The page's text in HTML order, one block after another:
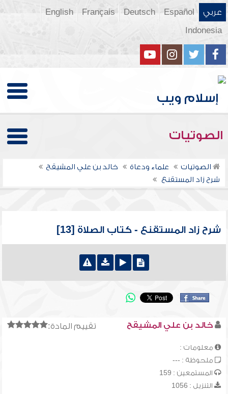
عربي Español
Deutsch
Français
English
Indonesia
الصوتيات
الصوتيات علماء ودعاة
خالد بن علي المشيقح
شرح زاد المستقنع
شرح زاد المستقنع - كتاب الصلاة [13]
تقييم المادة: خالد بن علي المشيقح
معلومات :
ملحوظة : ---
المستمعين : 159
التنزيل : 1056